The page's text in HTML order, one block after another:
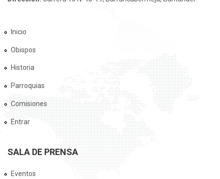
Inicio
Obispos
Historia
Parroquias
Comisiones
Entrar
SALA DE PRENSA
Eventos